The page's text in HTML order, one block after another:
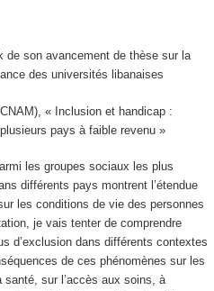
de son avancement de thèse sur la
des universités libanaises
« Inclusion et handicap :
pays à faible revenu »
les groupes sociaux les plus
différents pays montrent l’étendue
les conditions de vie des personnes
je vais tenter de comprendre
d’exclusion dans différents contextes
de ces phénomènes sur les
sur l’accès aux soins, à